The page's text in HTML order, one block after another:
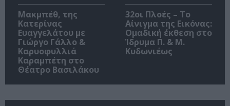
Μακμπέθ, της
Κατερίνας
Ευαγγελάτου με
Γιώργο Γάλλο &
Καρυοφυλλιά
Καραμπέτη στο
Θέατρο Βασιλάκου
32οι Πλοές – Το
Αίνιγμα της Εικόνας:
Ομαδική έκθεση στο
Ίδρυμα Π. & Μ.
Κυδωνιέως